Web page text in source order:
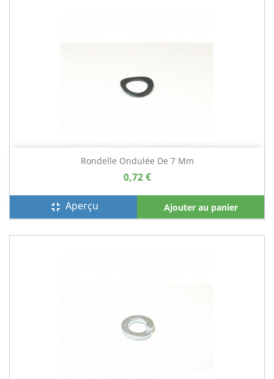
Rondelle Ondulée De 7 Mm
0,72 €
fullscreen_exit Aperçu Ajouter au panier